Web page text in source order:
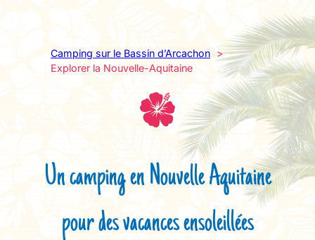
Camping sur le Bassin d’Arcachon
Explorer la Nouvelle-Aquitaine
Un camping en Nouvelle Aquitaine
pour des vacances ensoleillées